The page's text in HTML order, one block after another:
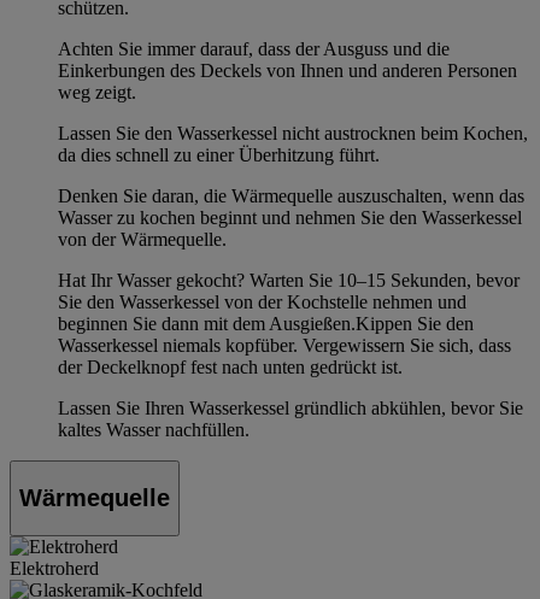
schützen.
Achten Sie immer darauf, dass der Ausguss und die
Einkerbungen des Deckels von Ihnen und anderen Personen
weg zeigt.
Lassen Sie den Wasserkessel nicht austrocknen beim Kochen,
da dies schnell zu einer Überhitzung führt.
Denken Sie daran, die Wärmequelle auszuschalten, wenn das
Wasser zu kochen beginnt und nehmen Sie den Wasserkessel
von der Wärmequelle.
Hat Ihr Wasser gekocht? Warten Sie 10–15 Sekunden, bevor
Sie den Wasserkessel von der Kochstelle nehmen und
beginnen Sie dann mit dem Ausgießen.Kippen Sie den
Wasserkessel niemals kopfüber. Vergewissern Sie sich, dass
der Deckelknopf fest nach unten gedrückt ist.
Lassen Sie Ihren Wasserkessel gründlich abkühlen, bevor Sie
kaltes Wasser nachfüllen.
Wärmequelle
Elektroherd